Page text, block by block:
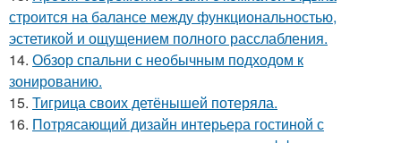
строится на балансе между функциональностью,
эстетикой и ощущением полного расслабления.
14. Обзор спальни с необычным подходом к
зонированию.
15. Тигрица своих детёнышей потеряла.
16. Потрясающий дизайн интерьера гостиной с